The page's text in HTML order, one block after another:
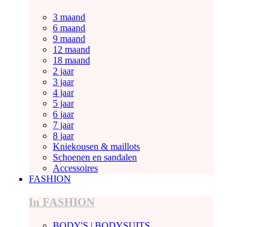
3 maand
6 maand
9 maand
12 maand
18 maand
2 jaar
3 jaar
4 jaar
5 jaar
6 jaar
7 jaar
8 jaar
Kniekousen & maillots
Schoenen en sandalen
Accessoires
FASHION
In FASHION